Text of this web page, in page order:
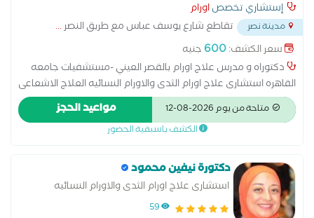
Surgery): استئصال الأورام جراحياً، سواء بالجراحات التقليدية أو
بالمناظير.3. الرعاية التكميلية والدعم (Supportive Care)عيادة الألم:
تقديم أدوية وإجراءات للتحكم في الآلام.التغذية العلاجية: وضع نظام
غذائي يحافظ على صحة المريض.الدعم النفسي: تقديم استشارات
نفسية للمساعدة في التغلب على الضغوط خلال رحلة العلاج. متاح
الكشف اون لاين
إستشاري تخصصاورام
مدينة نصر تقاطع شارع يوسف عباس مع طريق النصر...
سعر الكشف:600 جنيه
دكتوراه و مدرس علاج اورام بالقصر العيني -مستشفيات جامعه
القاهره استشارى علاج اورام الثدى والاورام النسائيه العلاج الاشعاعى
الداخلى لاورام الرحم وعنق الرحم عضو الجمعيه الاوروبيه لعلاج
الاورام متاحة من يوم 2026-08-12 مواعيد الحجز
الكشف باسبقية الحضور
دكتورة نيفين محمود
استشارى علاج اورام الثدى والاورام النسائيه
59